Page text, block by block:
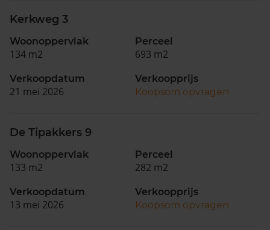
Kerkweg 3
Woonoppervlak
134 m2
Perceel
693 m2
Verkoopdatum
21 mei 2026
Verkoopprijs
Koopsom opvragen
De Tipakkers 9
Woonoppervlak
133 m2
Perceel
282 m2
Verkoopdatum
13 mei 2026
Verkoopprijs
Koopsom opvragen